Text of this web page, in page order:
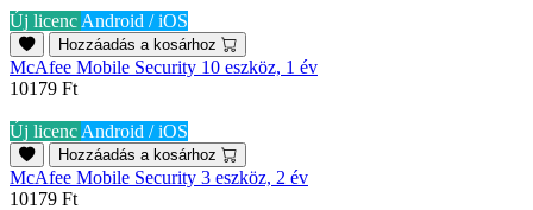
Új licenc Android / iOS
Hozzáadás a kosárhoz
McAfee Mobile Security 10 eszköz, 1 év
10179 Ft
Új licenc Android / iOS
Hozzáadás a kosárhoz
McAfee Mobile Security 3 eszköz, 2 év
10179 Ft